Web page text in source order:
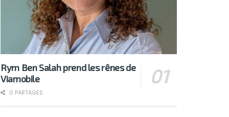
Rym Ben Salah prend les rênes de
Viamobile
0 PARTAGES